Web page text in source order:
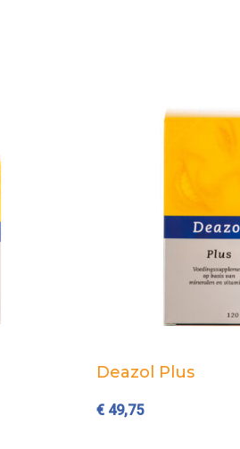
Deazol Plus
€49,75